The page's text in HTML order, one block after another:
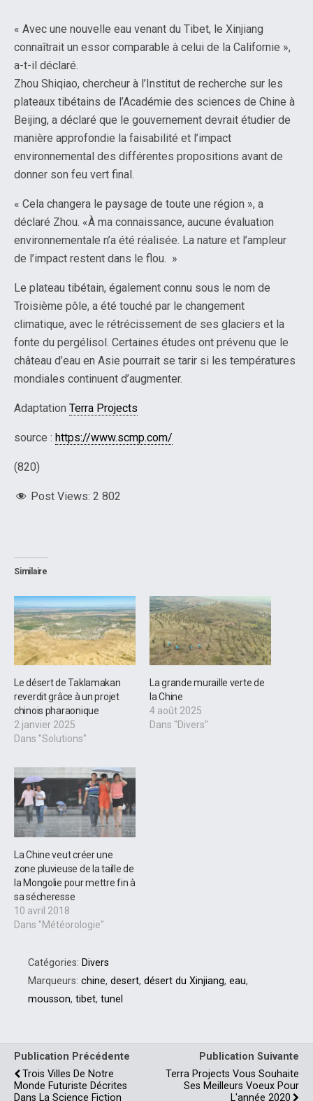
« Avec une nouvelle eau venant du Tibet, le Xinjiang
connaîtrait un essor comparable à celui de la Californie »,
a-t-il déclaré.
Zhou Shiqiao, chercheur à l’Institut de recherche sur les
plateaux tibétains de l’Académie des sciences de Chine à
Beijing, a déclaré que le gouvernement devrait étudier de
manière approfondie la faisabilité et l’impact
environnemental des différentes propositions avant de
donner son feu vert final.
« Cela changera le paysage de toute une région », a
déclaré Zhou. «À ma connaissance, aucune évaluation
environnementale n’a été réalisée. La nature et l’ampleur
de l’impact restent dans le flou. »
Le plateau tibétain, également connu sous le nom de
Troisième pôle, a été touché par le changement
climatique, avec le rétrécissement de ses glaciers et la
fonte du pergélisol. Certaines études ont prévenu que le
château d’eau en Asie pourrait se tarir si les températures
mondiales continuent d’augmenter.
Adaptation Terra Projects
source : https://www.scmp.com/
(820)
Post Views: 2 802
Similaire
Le désert de Taklamakan
reverdit grâce à un projet
chinois pharaonique
2 janvier 2025
Dans "Solutions"
La grande muraille verte de
la Chine
4 août 2025
Dans "Divers"
La Chine veut créer une
zone pluvieuse de la taille de
la Mongolie pour mettre fin à
sa sécheresse
10 avril 2018
Dans "Météorologie"
Catégories: Divers
Marqueurs: chine, desert, désert du Xinjiang, eau,
mousson, tibet, tunel
Publication Précédente
Trois Villes De Notre
Monde Futuriste Décrites
Dans La Science Fiction
Publication Suivante
Terra Projects Vous Souhaite
Ses Meilleurs Voeux Pour
L'année 2020